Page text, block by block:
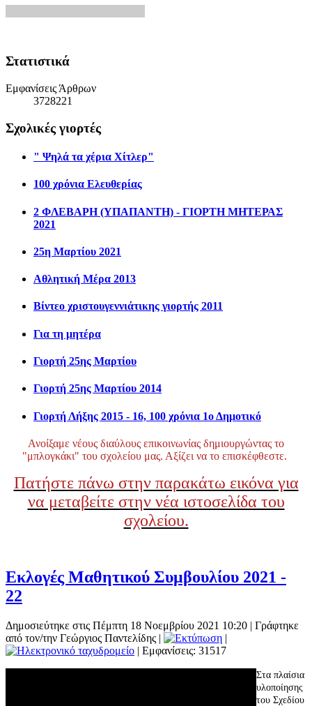
Στατιστικά
Εμφανίσεις Άρθρων
3728221
Σχολικές γιορτές
" Ψηλά τα χέρια Χίτλερ"
100 χρόνια Ελευθερίας
2 ΦΛΕΒΑΡΗ (ΥΠΑΠΑΝΤΗ) - ΓΙΟΡΤΗ ΜΗΤΕΡΑΣ
2021
25η Μαρτίου 2021
Αθλητική Μέρα 2013
Βίντεο χριστουγεννιάτικης γιορτής 2011
Για τη μητέρα
Γιορτή 25ης Μαρτίου
Γιορτή 25ης Μαρτίου 2014
Γιορτή Λήξης 2015 - 16, 100 χρόνια 1ο Δημοτικό
Ανοίξαμε νέους διαύλους επικοινωνίας δημιουργώντας το
"μπλογκάκι" του σχολείου μας. Αξίζει να το επισκέφθεστε.
Πατήστε πάνω στην παρακάτω εικόνα για
να μεταβείτε στην νέα ιστοσελίδα του
σχολείου.
Εκλογές Μαθητικού Συμβουλίου 2021 -
22
Δημοσιεύτηκε στις Πέμπτη 18 Νοεμβρίου 2021 10:20 | Γράφτηκε
από τον/την Γεώργιος Παντελίδης |
|
| Εμφανίσεις: 31517
Στα πλαίσια
υλοποίησης
του Σχεδίου